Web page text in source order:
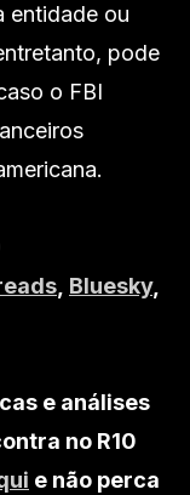
entidade ou
pode
o FBI
, Bluesky,
e análises
no R10
e não perca